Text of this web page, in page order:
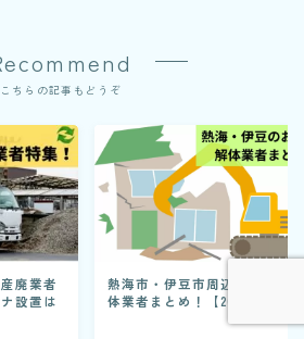
こちらの記事もどうぞ
廃業者
設置は
熱海市・伊豆市周辺のおすす
体業者まとめ！【2026年版】